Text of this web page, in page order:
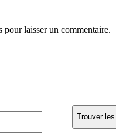
laisser un commentaire.